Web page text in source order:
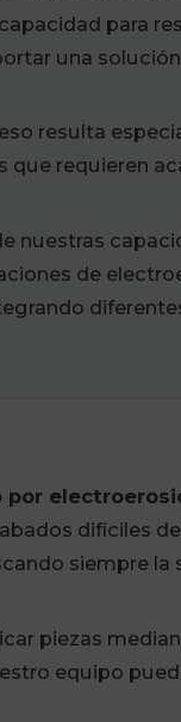
para
una
resulta
que requieren
nuestras
de
por
difíciles
siempre la
piezas
equipo